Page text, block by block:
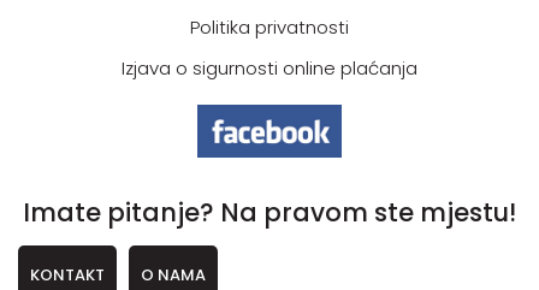
Politika privatnosti
Izjava o sigurnosti online plaćanja
Imate pitanje? Na pravom ste mjestu!
KONTAKT O NAMA